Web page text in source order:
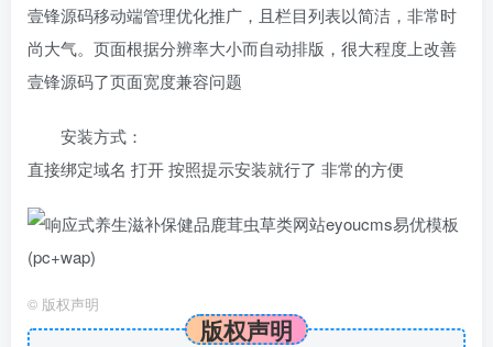
壹锋源码移动端管理优化推广，且栏目列表以简洁，非常时
尚大气。页面根据分辨率大小而自动排版，很大程度上改善
壹锋源码了页面宽度兼容问题
安装方式：
直接绑定域名 打开 按照提示安装就行了 非常的方便
© 版权声明
版权声明